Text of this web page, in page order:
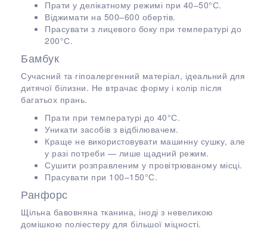
Прати у делікатному режимі при 40–50°С.
Віджимати на 500–600 обертів.
Прасувати з лицевого боку при температурі до
200°С.
Бамбук
Сучасний та гіпоалергенний матеріал, ідеальний для
дитячої білизни. Не втрачає форму і колір після
багатьох прань.
Прати при температурі до 40°С.
Уникати засобів з відбілювачем.
Краще не використовувати машинну сушку, але
у разі потреби — лише щадний режим.
Сушити розправленим у провітрюваному місці.
Прасувати при 100–150°С.
Ранфорс
Щільна бавовняна тканина, іноді з невеликою
домішкою поліестеру для більшої міцності.